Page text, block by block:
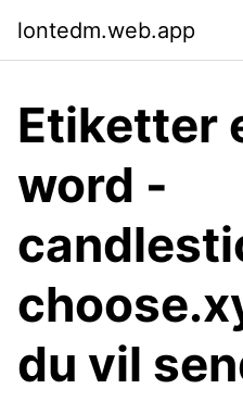
lontedm.web.app
Etiketter
word -
du vil